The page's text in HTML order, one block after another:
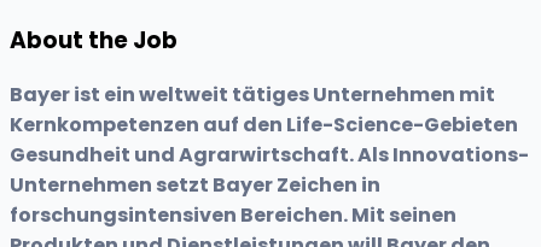
About the Job
Bayer ist ein weltweit tätiges Unternehmen mit
Kernkompetenzen auf den Life-Science-Gebieten
Gesundheit und Agrarwirtschaft. Als Innovations-
Unternehmen setzt Bayer Zeichen in
forschungsintensiven Bereichen. Mit seinen